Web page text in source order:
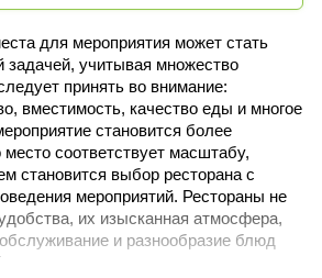
для мероприятия может стать
задачей, учитывая множество
принять во внимание:
вместимость, качество еды и многое
становится более
место соответствует масштабу,
становится выбор ресторана с
мероприятий. Рестораны не
их изысканная атмосфера,
и разнообразие блюд
все ожидания.